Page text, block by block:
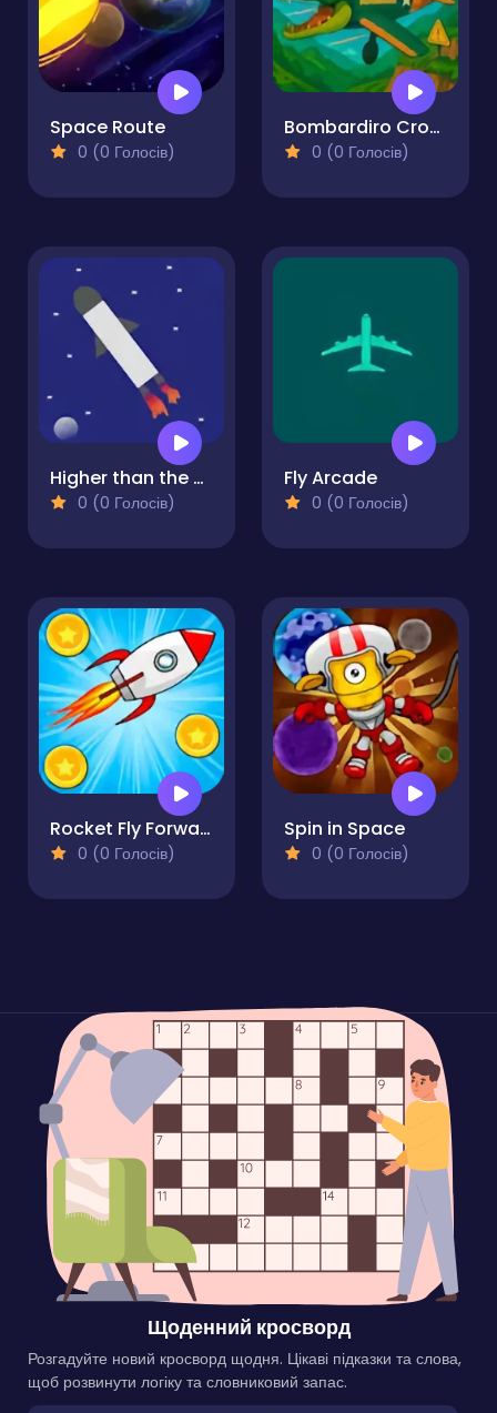
Space Route
0 (0 Голосів)
Bombardiro Crocodilo Flying Brainrot
0 (0 Голосів)
Higher than the Highest
0 (0 Голосів)
Fly Arcade
0 (0 Голосів)
Rocket Fly Forward
0 (0 Голосів)
Spin in Space
0 (0 Голосів)
Щоденний кросворд
Розгадуйте новий кросворд щодня. Цікаві підказки та слова,
щоб розвинути логіку та словниковий запас.